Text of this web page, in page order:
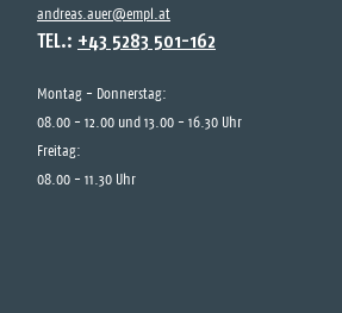
andreas.auer@empl.at
TEL.: +43 5283 501-162
Montag - Donnerstag:
08.00 - 12.00 und 13.00 - 16.30 Uhr
Freitag:
08.00 - 11.30 Uhr